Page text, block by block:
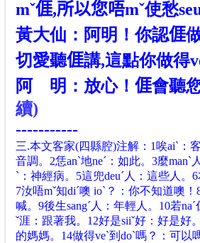
mˇ𠊎,所以您唔mˇ使愁
黃大仙：阿明！你認𠊎
切愛聽𠊎講,這點你做得
阿 明：放心！𠊎會聽您
續)
-----------
三.本文客家(四縣腔)注解：1唉aiˋ：
音調。2恁anˋ地neˊ：如此。3麼manˋ
ˋ：神經病。5這兜deuˊ人：這些人。6
7汝唔mˇ知diˊ噢 ioˋ？：你不知道噢！
喊。9後生sangˊ人：年輕人。10若
ˇ涯：跟著我。12好是siiˇ好：好是好
的媽媽。14做得veˋ到doˋ嗎？：可以